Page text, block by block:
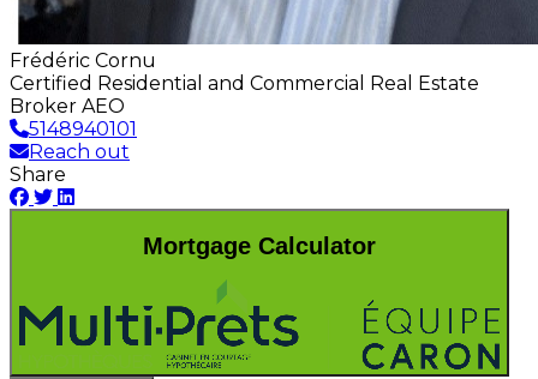
Frédéric Cornu
Certified Residential and Commercial Real Estate
Broker AEO
5148940101
Reach out
Share
Mortgage Calculator